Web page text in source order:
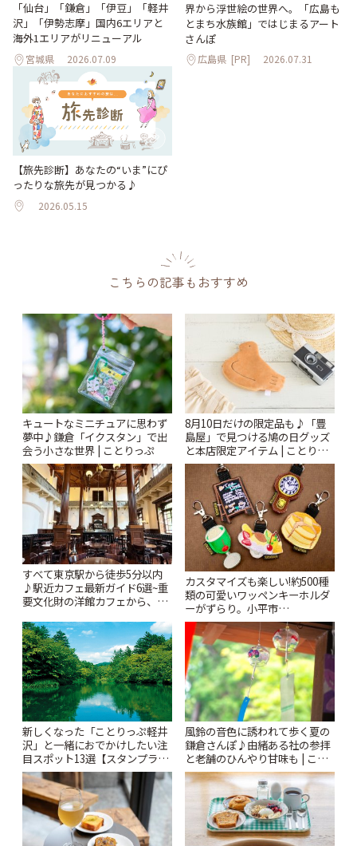
「仙台」「鎌倉」「伊豆」「軽井
沢」「伊勢志摩」国内6エリアと
海外1エリアがリニューアル
宮城県 2026.07.09
界から浮世絵の世界へ。「広島も
とまち水族館」ではじまるアート
さんぽ
広島県 [PR] 2026.07.31
【旅先診断】あなたの“いま”にぴ
ったりな旅先が見つかる♪
2026.05.15
こちらの記事もおすすめ
キュートなミニチュアに思わず
夢中♪鎌倉「イクスタン」で出
会う小さな世界 | ことりっぷ
8月10日だけの限定品も♪「豊
島屋」で見つける鳩の日グッズ
と本店限定アイテム | ことりっ
ぷ
すべて東京駅から徒歩5分以内
♪駅近カフェ最新ガイド6選~重
要文化財の洋館カフェから、改
りっぷ
カスタマイズも楽しい!約500種
類の可愛いワッペンキーホルダ
ーがずらり。小平市
「Kimamaya T&K」 | ことりっ
ぷ
新しくなった「ことりっぷ軽井
沢」と一緒におでかけしたい注
目スポット13選【スタンプラリ
ー開催中】 | ことりっぷ
風鈴の音色に誘われて歩く夏の
鎌倉さんぽ♪由緒ある社の参拝
と老舗のひんやり甘味も | こと
りっぷ